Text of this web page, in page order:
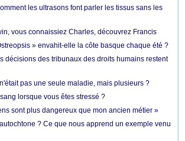
les ultrasons font parler les tissus sans les
vous connaissiez Charles, découvrez Francis
» envahit-elle la côte basque chaque été ?
décisions des tribunaux des droits humains restent
pas une seule maladie, mais plusieurs ?
lorsque vous êtes stressé ?
sont plus dangereux que mon ancien métier »
? Ce que nous apprend un exemple venu